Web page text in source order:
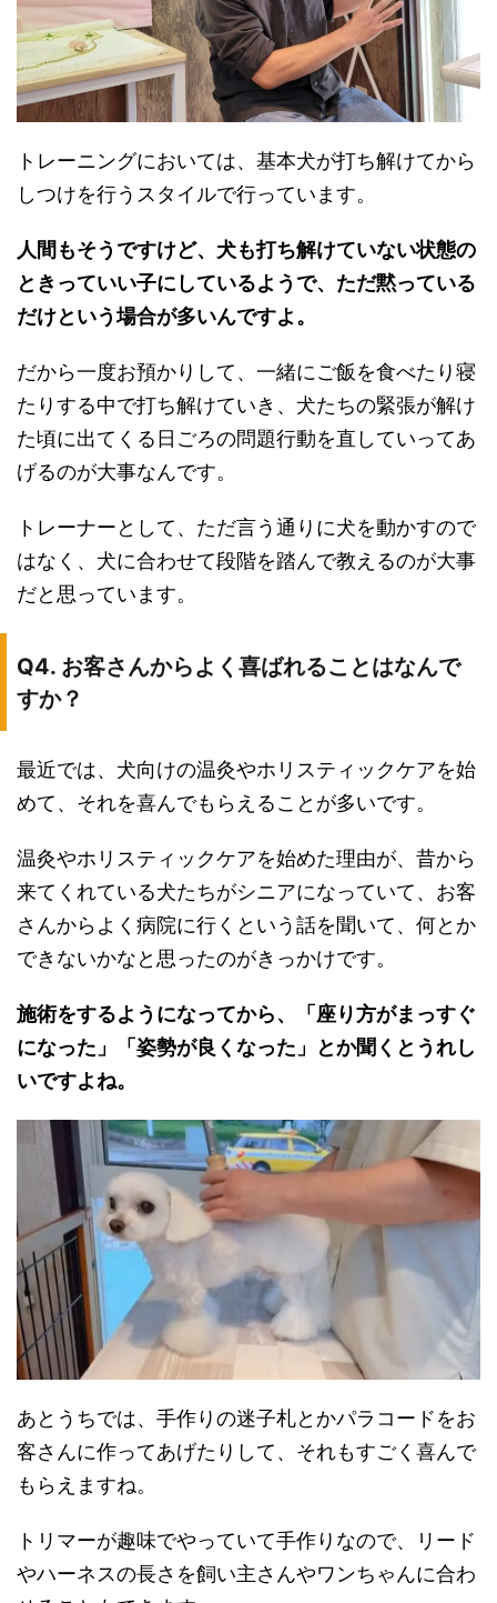
トレーニングにおいては、基本犬が打ち解けてから
しつけを行うスタイルで行っています。
人間もそうですけど、犬も打ち解けていない状態の
ときっていい子にしているようで、ただ黙っている
だけという場合が多いんですよ。
だから一度お預かりして、一緒にご飯を食べたり寝
たりする中で打ち解けていき、犬たちの緊張が解け
た頃に出てくる日ごろの問題行動を直していってあ
げるのが大事なんです。
トレーナーとして、ただ言う通りに犬を動かすので
はなく、犬に合わせて段階を踏んで教えるのが大事
だと思っています。
Q4. お客さんからよく喜ばれることはなんで
すか？
最近では、犬向けの温灸やホリスティックケアを始
めて、それを喜んでもらえることが多いです。
温灸やホリスティックケアを始めた理由が、昔から
来てくれている犬たちがシニアになっていて、お客
さんからよく病院に行くという話を聞いて、何とか
できないかなと思ったのがきっかけです。
施術をするようになってから、「座り方がまっすぐ
になった」「姿勢が良くなった」とか聞くとうれし
いですよね。
あとうちでは、手作りの迷子札とかパラコードをお
客さんに作ってあげたりして、それもすごく喜んで
もらえますね。
トリマーが趣味でやっていて手作りなので、リード
やハーネスの長さを飼い主さんやワンちゃんに合わ